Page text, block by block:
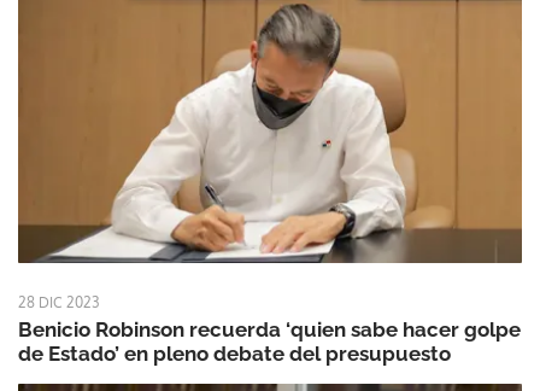
28 DIC 2023
Benicio Robinson recuerda ‘quien sabe hacer golpe
de Estado’ en pleno debate del presupuesto